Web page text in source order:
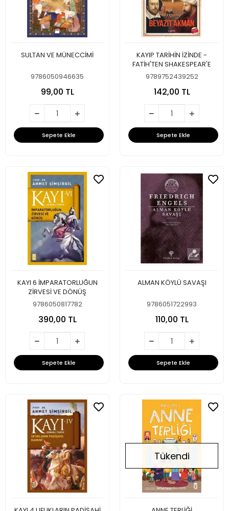
SULTAN VE MÜNECCİMİ
9786050946635
99,00 TL
Sepete Ekle
KAYIP TARİHİN İZİNDE -
FATİH'TEN SHAKESPEAR'E
9789752439252
142,00 TL
Sepete Ekle
KAYI 6 İMPARATORLUĞUN
ZİRVESİ VE DÖNÜŞ
9786050817782
390,00 TL
Sepete Ekle
ALMAN KÖYLÜ SAVAŞI
9786051722993
110,00 TL
Sepete Ekle
Tükendi